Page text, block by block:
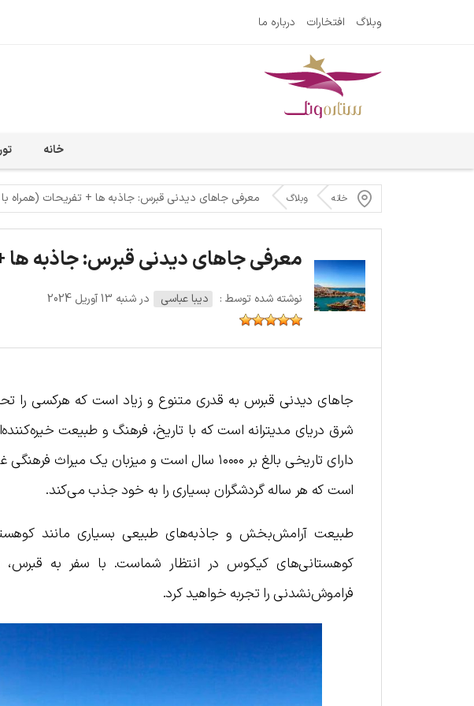
وبلاگ افتخارات درباره ما
خانه
خانه وبلاگ معرفی جاهای دیدنی قبرس: جاذبه ها + تفریحات (همراه
معرفی جاهای دیدنی قبرس: جاذبه
نوشته شده توسط : دیبا عباسی در شنبه 13 آوریل 2024
جاهای دیدنی قبرس به قدری متنوع و زیاد است که هرکسی را
شرق دریای مدیترانه است که با تاریخ، فرهنگ و طبیعت
دارای تاریخی بالغ بر ۱۰۰۰۰ سال است و میزبان
است که هر ساله گردشگران بسیاری را به خود جذب می‌کند.
طبیعت آرامش‌بخش و جاذبه‌های طبیعی بسیاری مانند
کوهستانی‌های کیکوس در انتظار شماست. با سفر به
فراموش‌نشدنی را تجربه خواهید کرد.